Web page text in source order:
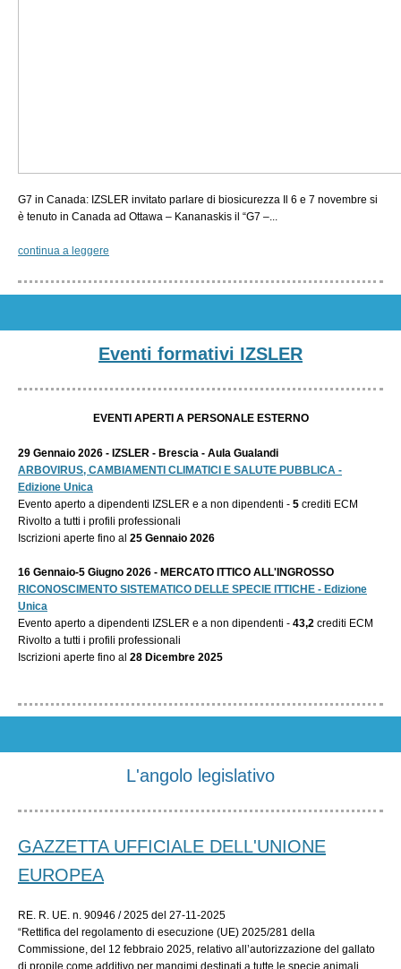
G7 in Canada: IZSLER invitato parlare di biosicurezza Il 6 e 7 novembre si
è tenuto in Canada ad Ottawa – Kananaskis il “G7 –...
continua a leggere
Eventi formativi IZSLER
EVENTI APERTI A PERSONALE ESTERNO
29 Gennaio 2026 - IZSLER - Brescia - Aula Gualandi
ARBOVIRUS, CAMBIAMENTI CLIMATICI E SALUTE PUBBLICA -
Edizione Unica
Evento aperto a dipendenti IZSLER e a non dipendenti - 5 crediti ECM
Rivolto a tutti i profili professionali
Iscrizioni aperte fino al 25 Gennaio 2026
16 Gennaio-5 Giugno 2026 - MERCATO ITTICO ALL'INGROSSO
RICONOSCIMENTO SISTEMATICO DELLE SPECIE ITTICHE - Edizione
Unica
Evento aperto a dipendenti IZSLER e a non dipendenti - 43,2 crediti ECM
Rivolto a tutti i profili professionali
Iscrizioni aperte fino al 28 Dicembre 2025
L'angolo legislativo
GAZZETTA UFFICIALE DELL'UNIONE
EUROPEA
RE. R. UE. n. 90946 / 2025 del 27-11-2025
“Rettifica del regolamento di esecuzione (UE) 2025/281 della
Commissione, del 12 febbraio 2025, relativo all’autorizzazione del gallato
di propile come additivo per mangimi destinati a tutte le specie animali